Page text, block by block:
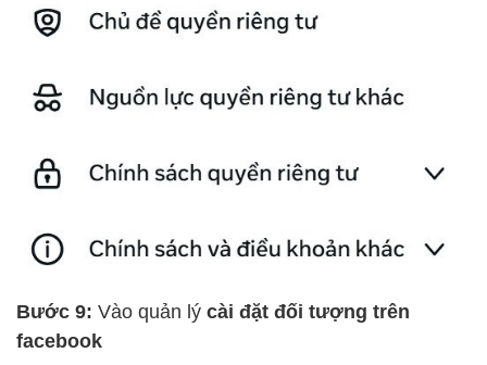
Bước 9: Vào quản lý cài đặt đối tượng trên
facebook